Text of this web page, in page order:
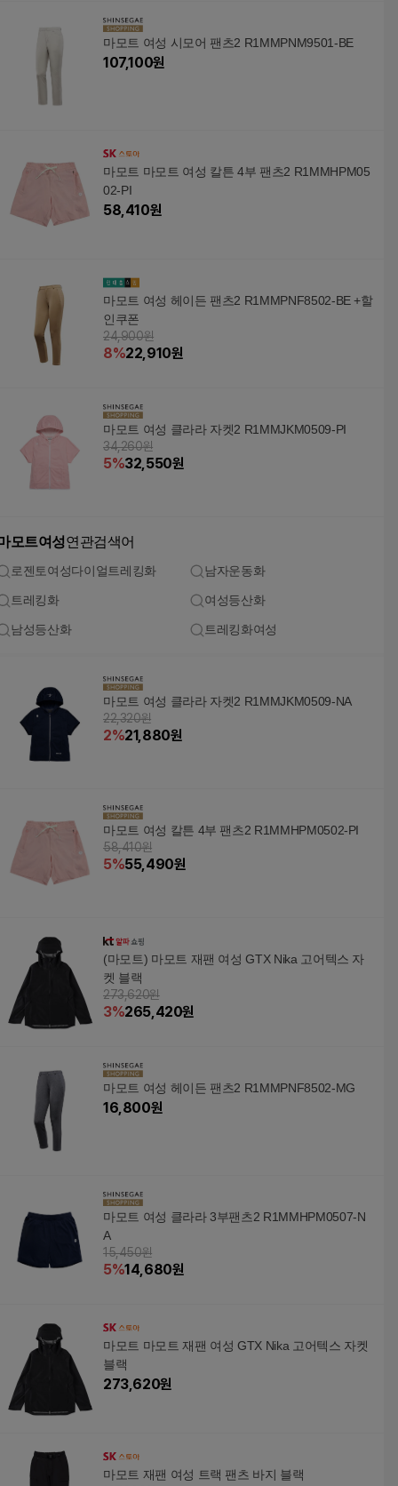
마모트 여성 시모어 팬츠2 R1MMPNM9501-BE
107,100원
마모트 마모트 여성 칼튼 4부 팬츠2 R1MMHPM05
02-PI
58,410원
마모트 여성 헤이든 팬츠2 R1MMPNF8502-BE +할
인쿠폰
24,900원
8%22,910원
마모트 여성 클라라 자켓2 R1MMJKM0509-PI
34,260원
5%32,550원
모트여성연관검색어
로젠토여성다이얼트레킹화 남자운동화
트레킹화 여성등산화
남성등산화 트레킹화여성
마모트 여성 클라라 자켓2 R1MMJKM0509-NA
22,320원
2%21,880원
마모트 여성 칼튼 4부 팬츠2 R1MMHPM0502-PI
58,410원
5%55,490원
(마모트) 마모트 재팬 여성 GTX Nika 고어텍스 자
켓 블랙
273,620원
3%265,420원
마모트 여성 헤이든 팬츠2 R1MMPNF8502-MG
16,800원
마모트 여성 클라라 3부팬츠2 R1MMHPM0507-N
A
15,450원
5%14,680원
마모트 마모트 재팬 여성 GTX Nika 고어텍스 자켓
블랙
273,620원
마모트 재팬 여성 트랙 팬츠 바지 블랙